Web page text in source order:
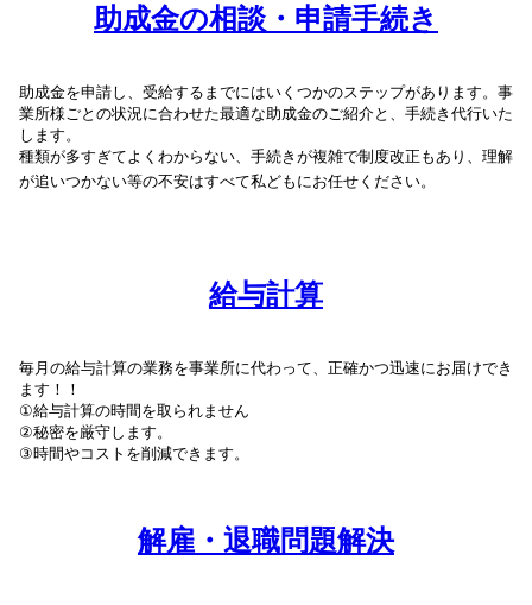
助成金の相談・申請手続き
助成金を申請し、受給するまでにはいくつかのステップがあります。事
業所様ごとの状況に合わせた最適な助成金のご紹介と、手続き代行いた
します。
種類が多すぎてよくわからない、手続きが複雑で制度改正もあり、理解
が追いつかない等の不安はすべて私どもにお任せください。
給与計算
毎月の給与計算の業務を事業所に代わって、正確かつ迅速にお届けでき
ます！！
①給与計算の時間を取られません
②秘密を厳守します。
③時間やコストを削減できます。
解雇・退職問題解決